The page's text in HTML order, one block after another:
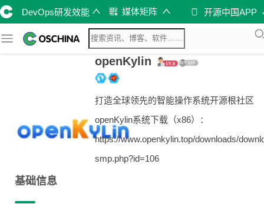
DevOps研发效能 媒体矩阵 开源中国APP
openKylin
打造全球领先的智能操作系统开源根社区
openKylin系统下载（x86）：
https://www.openkylin.top/downloads/
smp.php?id=106
基础信息